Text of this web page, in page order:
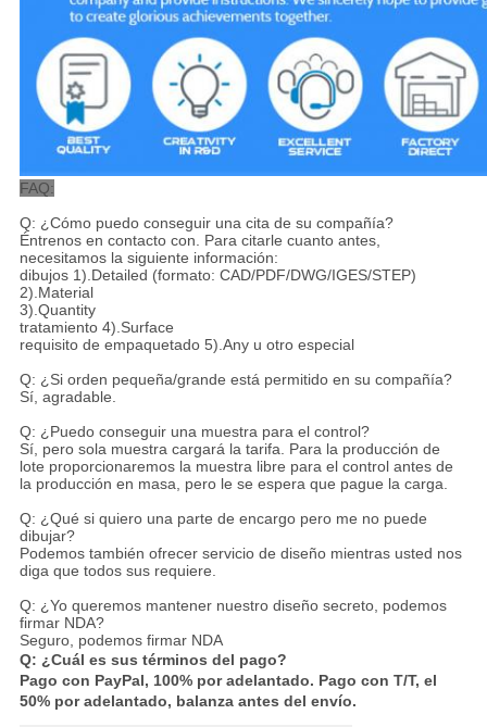
FAQ:
Q: ¿Cómo puedo conseguir una cita de su compañía?
Éntrenos en contacto con. Para citarle cuanto antes,
necesitamos la siguiente información:
dibujos 1).Detailed (formato: CAD/PDF/DWG/IGES/STEP)
2).Material
3).Quantity
tratamiento 4).Surface
requisito de empaquetado 5).Any u otro especial
Q: ¿Si orden pequeña/grande está permitido en su compañía?
Sí, agradable.
Q: ¿Puedo conseguir una muestra para el control?
Sí, pero sola muestra cargará la tarifa. Para la producción de
lote proporcionaremos la muestra libre para el control antes de
la producción en masa, pero le se espera que pague la carga.
Q: ¿Qué si quiero una parte de encargo pero me no puede
dibujar?
Podemos también ofrecer servicio de diseño mientras usted nos
diga que todos sus requiere.
Q: ¿Yo queremos mantener nuestro diseño secreto, podemos
firmar NDA?
Seguro, podemos firmar NDA
Q: ¿Cuál es sus términos del pago?
Pago con PayPal, 100% por adelantado. Pago con T/T, el
50% por adelantado, balanza antes del envío.